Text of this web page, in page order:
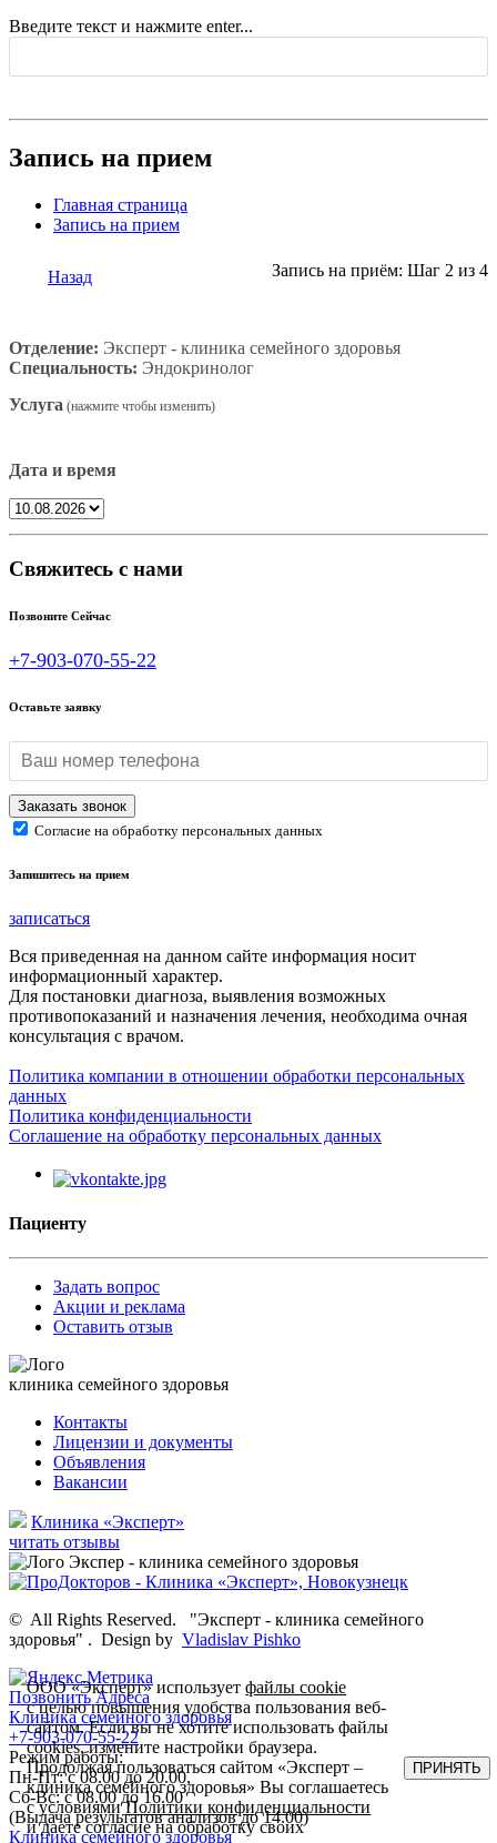
Введите текст и нажмите enter...
Запись на прием
Главная страница
Запись на прием
Назад Запись на приём: Шаг 2 из 4
Отделение: Эксперт - клиника семейного здоровья
Специальность: Эндокринолог
Услуга
Дата и время
Свяжитесь с нами
Позвоните Сейчас
+7-903-070-55-22
Оставьте заявку
Согласие на обработку персональных данных
Запишитесь на прием
записаться
Вся приведенная на данном сайте информация носит
информационный характер.
Для постановки диагноза, выявления возможных
противопоказаний и назначения лечения, необходима очная
консультация с врачом.
Политика компании в отношении обработки персональных
данных
Политика конфиденциальности
Соглашение на обработку персональных данных
Пациенту
Задать вопрос
Акции и реклама
Оставить отзыв
клиника семейного здоровья
Контакты
Лицензии и документы
Объявления
Вакансии
Клиника «Эксперт»
читать отзывы
© All Rights Reserved.
"Эксперт - клиника семейного
здоровья" . Design by Vladislav Pishko
Позвонить Адреса
Клиника семейного здоровья
+7-903-070-55-22
Режим работы:
Пн-Пт: с 08.00 до 20.00,
Сб-Вс: с 08.00 до 16.00
(Выдача результатов анализов до 14.00)
Клиника семейного здоровья
ООО «Эксперт» используетфайлы cookie
с целью повышения удобства пользования веб-
сайтом. Если вы не хотите использовать файлы
cookies, измените настройки браузера.
Продолжая пользоваться сайтом «Эксперт –
клиника семейного здоровья» Вы соглашаетесь
с условиямиПолитики конфиденциальности
и даете согласие на обработку своих
ПРИНЯТЬ